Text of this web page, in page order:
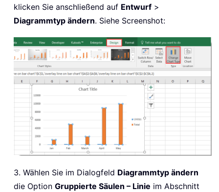
klicken Sie anschließend auf Entwurf >
Diagrammtyp ändern. Siehe Screenshot:
3. Wählen Sie im Dialogfeld Diagrammtyp ändern
die Option Gruppierte Säulen – Linie im Abschnitt